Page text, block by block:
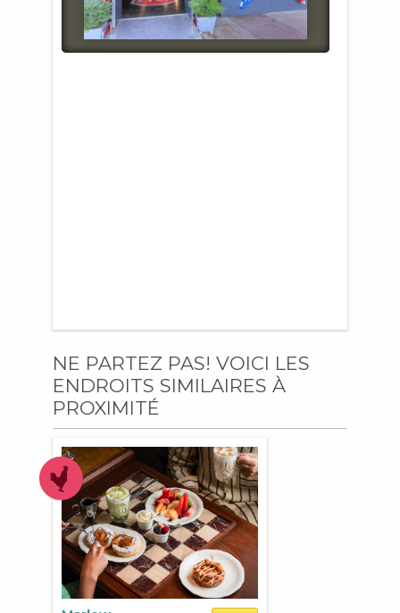
NE PARTEZ PAS! VOICI LES
ENDROITS SIMILAIRES À
PROXIMITÉ